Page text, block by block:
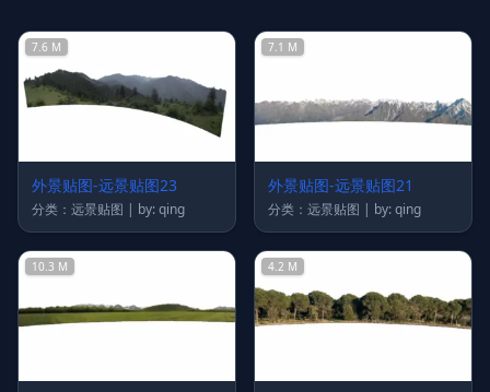
7.6 M
外景贴图-远景贴图23
分类：远景贴图 | by: qing
7.1 M
外景贴图-远景贴图21
分类：远景贴图 | by: qing
10.3 M 4.2 M